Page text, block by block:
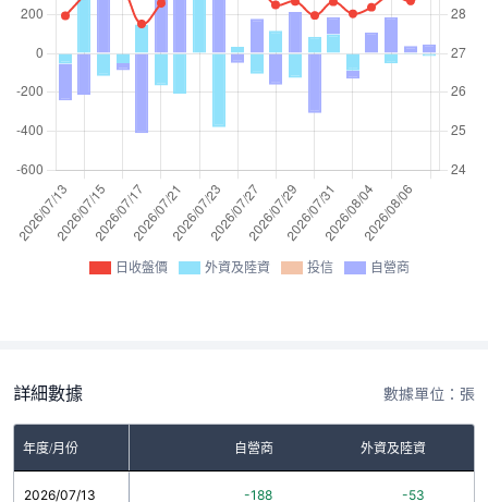
日收盤價 外資及陸資 投信 自營商
詳細數據 數據單位：張
年度/月份 自營商 外資及陸資
2026/07/13 -188 -53